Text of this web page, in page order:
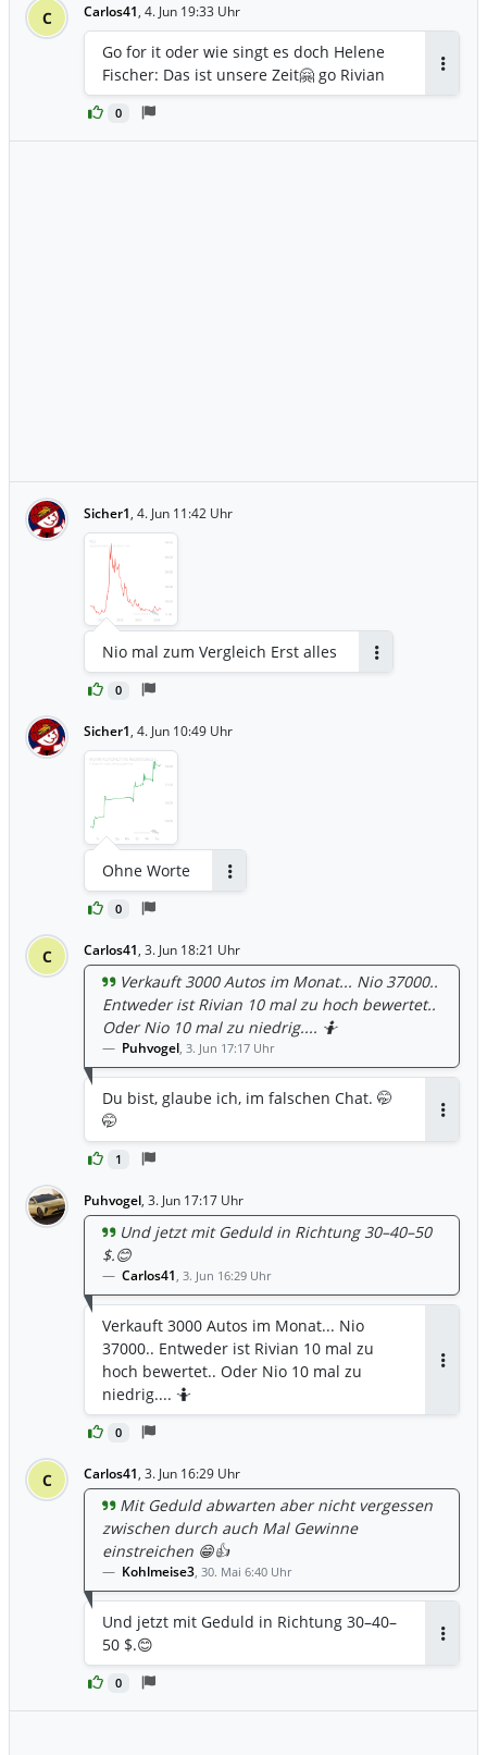
C Carlos41, 4. Jun 19:33 Uhr
0
Go for it oder wie singt es doch Helene
Fischer: Das ist unsere Zeit🤗 go Rivian
Sicher1, 4. Jun 11:42 Uhr
0
Nio mal zum Vergleich Erst alles
Sicher1, 4. Jun 10:49 Uhr
0
Ohne Worte
C Carlos41, 3. Jun 18:21 Uhr
1
Verkauft 3000 Autos im Monat... Nio 37000..
Entweder ist Rivian 10 mal zu hoch bewertet..
Oder Nio 10 mal zu niedrig.... 🤷
Puhvogel, 3. Jun 17:17 Uhr
Du bist, glaube ich, im falschen Chat. 🤭
🤭
Puhvogel, 3. Jun 17:17 Uhr
0
Und jetzt mit Geduld in Richtung 30–40–50
$.😊
Carlos41, 3. Jun 16:29 Uhr
Verkauft 3000 Autos im Monat... Nio
37000.. Entweder ist Rivian 10 mal zu
hoch bewertet.. Oder Nio 10 mal zu
niedrig.... 🤷
C Carlos41, 3. Jun 16:29 Uhr
0
Mit Geduld abwarten aber nicht vergessen
zwischen durch auch Mal Gewinne
einstreichen 😁👍
Kohlmeise3, 30. Mai 6:40 Uhr
Und jetzt mit Geduld in Richtung 30–40–
50 $.😊